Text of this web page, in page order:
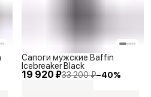
19 920 ₽33 200 ₽−40%
Сапоги мужские Baffin
Icebreaker Black